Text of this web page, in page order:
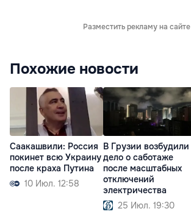
Разместить рекламу на сайте
Похожие новости
Саакашвили: Россия
покинет всю Украину
после краха Путина
10 Июл. 12:58
В Грузии возбудили
дело о саботаже
после масштабных
отключений
электричества
25 Июл. 19:30